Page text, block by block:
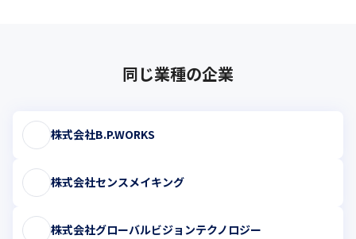
同じ業種の企業
株式会社B.P.WORKS
株式会社センスメイキング
株式会社グローバルビジョンテクノロジー